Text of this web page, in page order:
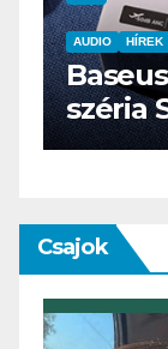
AUDIO IT
Csajok